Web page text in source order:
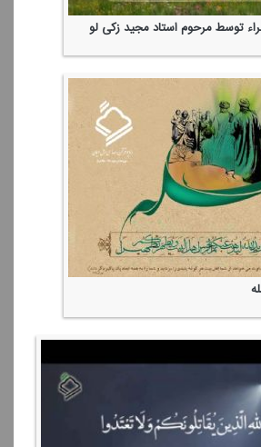
توسط مرحوم استاد مجید زكی لو